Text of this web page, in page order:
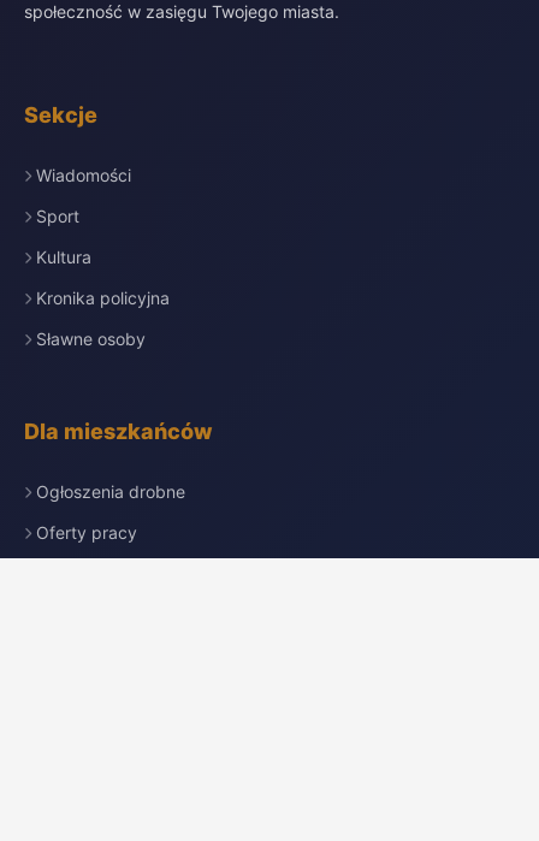
społeczność w zasięgu Twojego miasta.
Sekcje
Wiadomości
Sport
Kultura
Kronika policyjna
Sławne osoby
Dla mieszkańców
Ogłoszenia drobne
Oferty pracy